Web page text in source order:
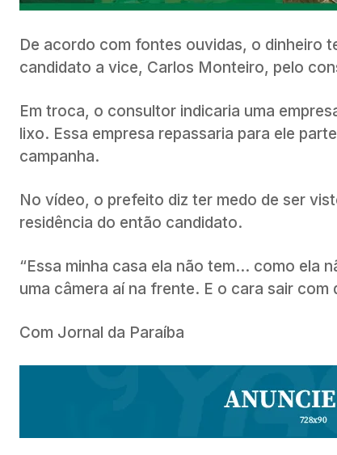
De acordo com fontes ouvidas, o dinheiro
candidato a vice, Carlos Monteiro, pelo
Em troca, o consultor indicaria uma
lixo. Essa empresa repassaria para ele
campanha.
No vídeo, o prefeito diz ter medo de ser
residência do então candidato.
“Essa minha casa ela não tem… como ela
uma câmera aí na frente. E o cara sair
Com Jornal da Paraíba